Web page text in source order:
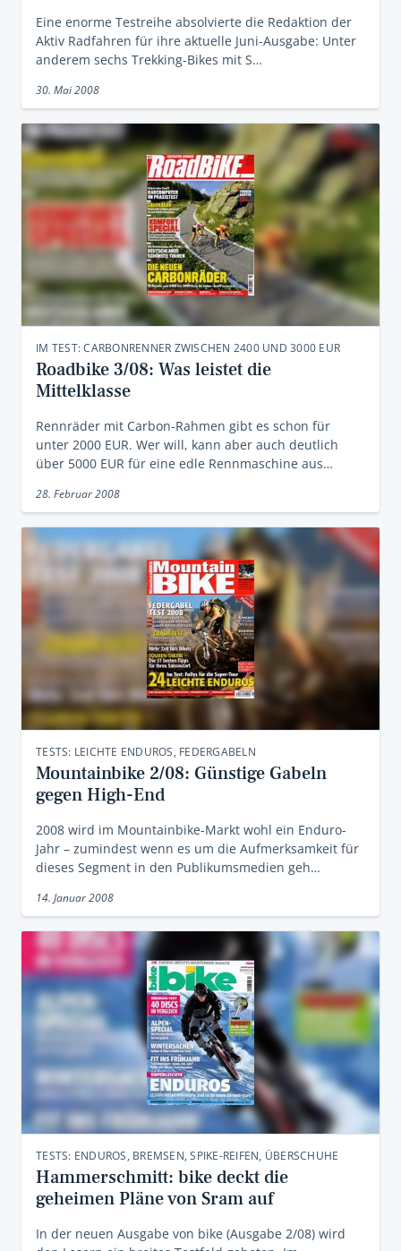
Eine enorme Testreihe absolvierte die Redaktion der
Aktiv Radfahren für ihre aktuelle Juni-Ausgabe: Unter
anderem sechs Trekking-Bikes mit S…
30. Mai 2008
IM TEST: CARBONRENNER ZWISCHEN 2400 UND 3000 EUR
Roadbike 3/08: Was leistet die
Mittelklasse
Rennräder mit Carbon-Rahmen gibt es schon für
unter 2000 EUR. Wer will, kann aber auch deutlich
über 5000 EUR für eine edle Rennmaschine aus…
28. Februar 2008
TESTS: LEICHTE ENDUROS, FEDERGABELN
Mountainbike 2/08: Günstige Gabeln
gegen High-End
2008 wird im Mountainbike-Markt wohl ein Enduro-
Jahr – zumindest wenn es um die Aufmerksamkeit für
dieses Segment in den Publikumsmedien geh…
14. Januar 2008
TESTS: ENDUROS, BREMSEN, SPIKE-REIFEN, ÜBERSCHUHE
Hammerschmitt: bike deckt die
geheimen Pläne von Sram auf
In der neuen Ausgabe von bike (Ausgabe 2/08) wird